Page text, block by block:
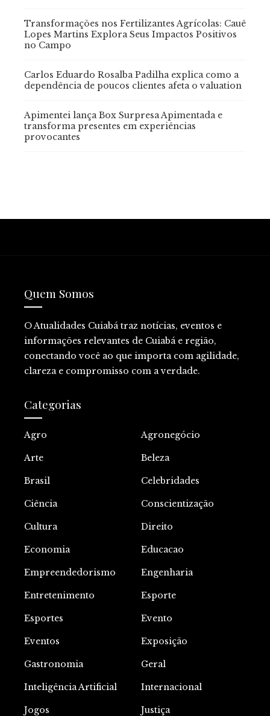
Transformações nos Fertilizantes Agrícolas: Cauê
Lopes Martins Explora Seus Impactos Positivos
no Campo
Carlos Eduardo Rosalba Padilha explica como a
dependência de poucos clientes afeta o valuation
Apimentei lança Box Surpresa Apimentada e
transforma presentes em experiências
provocantes
Quem Somos
O Atualidades Cuiabá traz notícias, eventos e
informações relevantes de Cuiabá e região,
conectando você ao que importa com agilidade,
clareza e compromisso com a verdade.
Categorias
Agro Agronegócio
Arte Beleza
Brasil Celebridades
Ciência Conscientização
Cultura Direito
Economia Educacao
Empreendedorismo Engenharia
Entretenimento Esporte
Esportes Evento
Eventos Exposição
Gastronomia Geral
Inteligência Artificial Internacional
Jogos Justiça